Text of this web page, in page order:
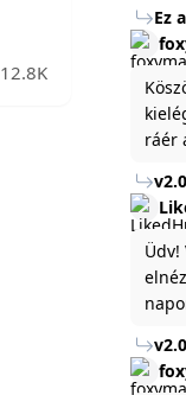
12.8K
Ez
ráér
és